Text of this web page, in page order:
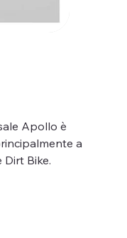
Apollo è
a
Bike.